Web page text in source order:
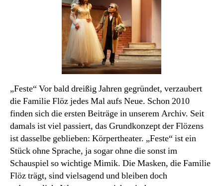
„Feste“ Vor bald dreißig Jahren gegründet, verzaubert
die Familie Flöz jedes Mal aufs Neue. Schon 2010
finden sich die ersten Beiträge in unserem Archiv. Seit
damals ist viel passiert, das Grundkonzept der Flözens
ist dasselbe geblieben: Körpertheater. „Feste“ ist ein
Stück ohne Sprache, ja sogar ohne die sonst im
Schauspiel so wichtige Mimik. Die Masken, die Familie
Flöz trägt, sind vielsagend und bleiben doch